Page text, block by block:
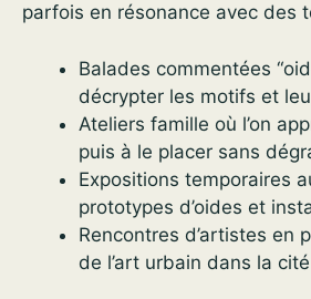
parfois en résonance avec des
Balades commentées
décrypter les motifs et
Ateliers famille où l’on
puis à le placer sans
Expositions temporaires
prototypes d’oides et
Rencontres d’artistes en
de l’art urbain dans la